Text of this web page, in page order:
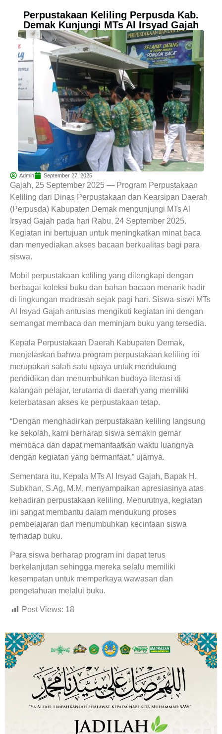
Perpustakaan Keliling Perpusda Kab.
Demak Kunjungi MTs Al Irsyad Gajah
Admin September 27, 2025
Gajah, 25 September 2025 — Program Perpustakaan
Keliling dari Dinas Perpustakaan dan Kearsipan Daerah
(Perpusda) Kabupaten Demak mengunjungi MTs Al
Irsyad Gajah pada hari Rabu, 24 September 2025.
Kegiatan ini bertujuan untuk meningkatkan minat baca
dan menyediakan akses bacaan berkualitas bagi para
siswa.
Mobil perpustakaan keliling yang dilengkapi dengan
berbagai koleksi buku dan bahan bacaan menarik hadir
di lingkungan madrasah sejak pagi hari. Siswa-siswi MTs
Al Irsyad Gajah antusias mengikuti kegiatan ini dengan
semangat membaca dan meminjam buku yang tersedia.
Kepala Perpustakaan Daerah Kabupaten Demak,
menjelaskan bahwa program perpustakaan keliling ini
merupakan salah satu upaya untuk mendukung
pendidikan dan menumbuhkan budaya literasi di
kalangan pelajar, terutama di daerah yang memiliki
keterbatasan akses ke perpustakaan tetap.
“Dengan menghadirkan perpustakaan keliling langsung
ke sekolah, kami berharap siswa semakin gemar
membaca dan dapat memanfaatkan waktu luangnya
dengan kegiatan yang bermanfaat,” ujarnya.
Sementara itu, Kepala MTs Al Irsyad Gajah, Bapak H.
Subkhan, S.Ag, M.M, menyampaikan apresiasinya atas
kehadiran perpustakaan keliling. Menurutnya, kegiatan
ini sangat membantu dalam mendukung proses
pembelajaran dan menumbuhkan kecintaan siswa
terhadap buku.
Para siswa berharap program ini dapat terus
berkelanjutan sehingga mereka selalu memiliki
kesempatan untuk memperkaya wawasan dan
pengetahuan melalui buku.
Post Views: 18